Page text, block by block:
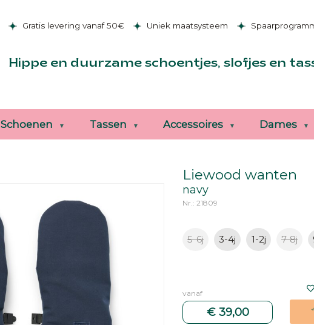
Gratis levering vanaf 50€ Uniek maatsysteem
Hippe en duurzame schoentjes, slofjes en
Schoenen Tassen Accessoires Dames
Liewood wanten
navy
Nr.: 21809
5-6j 3-4j 1-2j 7-8j
vanaf
€ 39,00